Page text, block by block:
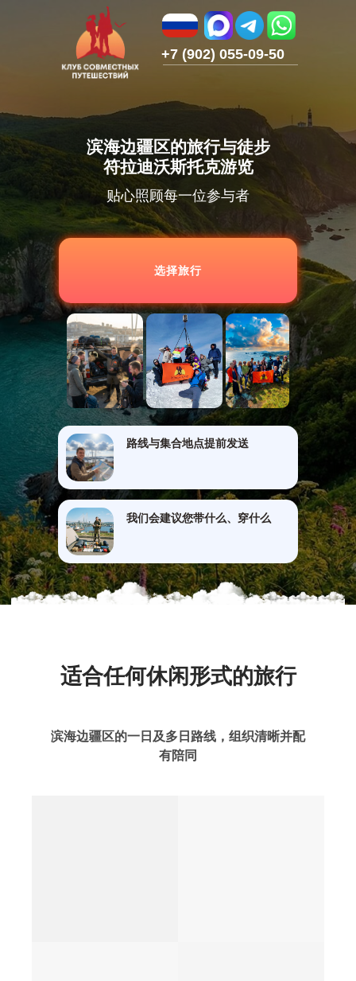
贴心照顾每一位参与者
滨海边疆区的旅行与徒步
符拉迪沃斯托克游览
+7 (902) 055-09-50
路线与集合地点提前发送
我们会建议您带什么、穿什么
选择旅行
滨海边疆区的一日及多日路线，组织清晰并配
有陪同
适合任何休闲形式的旅行